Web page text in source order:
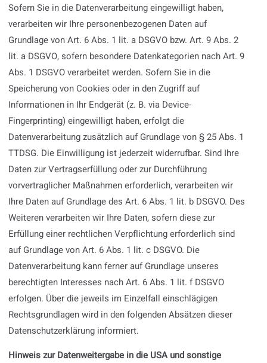
Sofern Sie in die Datenverarbeitung eingewilligt haben,
verarbeiten wir Ihre personenbezogenen Daten auf
Grundlage von Art. 6 Abs. 1 lit. a DSGVO bzw. Art. 9 Abs. 2
lit. a DSGVO, sofern besondere Datenkategorien nach Art. 9
Abs. 1 DSGVO verarbeitet werden. Sofern Sie in die
Speicherung von Cookies oder in den Zugriff auf
Informationen in Ihr Endgerät (z. B. via Device-
Fingerprinting) eingewilligt haben, erfolgt die
Datenverarbeitung zusätzlich auf Grundlage von § 25 Abs. 1
TTDSG. Die Einwilligung ist jederzeit widerrufbar. Sind Ihre
Daten zur Vertragserfüllung oder zur Durchführung
vorvertraglicher Maßnahmen erforderlich, verarbeiten wir
Ihre Daten auf Grundlage des Art. 6 Abs. 1 lit. b DSGVO. Des
Weiteren verarbeiten wir Ihre Daten, sofern diese zur
Erfüllung einer rechtlichen Verpflichtung erforderlich sind
auf Grundlage von Art. 6 Abs. 1 lit. c DSGVO. Die
Datenverarbeitung kann ferner auf Grundlage unseres
berechtigten Interesses nach Art. 6 Abs. 1 lit. f DSGVO
erfolgen. Über die jeweils im Einzelfall einschlägigen
Rechtsgrundlagen wird in den folgenden Absätzen dieser
Datenschutzerklärung informiert.
Hinweis zur Datenweitergabe in die USA und sonstige